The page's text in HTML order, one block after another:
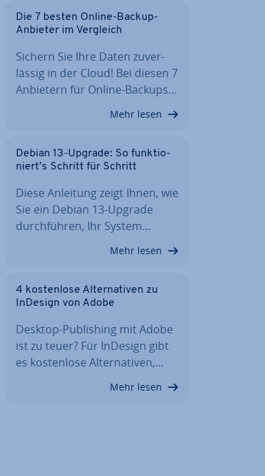
Die 7 besten Online-Backup-
Anbieter im Vergleich
Sichern Sie Ihre Daten zu­ver­
läs­sig in der Cloud! Bei diesen 7
Anbietern für Online-Backups…
Mehr lesen
Debian 13-Upgrade: So funk­tio­
niert’s Schritt für Schritt
Diese Anleitung zeigt Ihnen, wie
Sie ein Debian 13-Upgrade
durch­füh­ren, Ihr System…
Mehr lesen
4 kos­ten­lo­se Al­ter­na­ti­ven zu
InDesign von Adobe
Desktop-Pu­bli­shing mit Adobe
ist zu teuer? Für InDesign gibt
es kos­ten­lo­se Al­ter­na­ti­ven,…
Mehr lesen